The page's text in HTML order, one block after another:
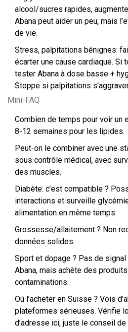
alcool/sucres rapides,
Abana peut aider un peu, mais
de vie.
Stress, palpitations bénignes:
écarter une cause cardiaque. Si
tester Abana à dose basse +
Stoppe si palpitations
Mini-FAQ
Combien de temps pour voir un
8-12 semaines pour les lipides.
Peut-on le combiner avec une
sous contrôle médical, avec
des muscles.
Diabète: c’est compatible ?
interactions et surveille
alimentation en même temps.
Grossesse/allaitement ? Non
données solides.
Sport et dopage ? Pas de
Abana, mais achète des
contaminations.
Où l’acheter en Suisse ? Vois
plateformes sérieuses. Vérifie
d’adresse ici, juste le conseil de